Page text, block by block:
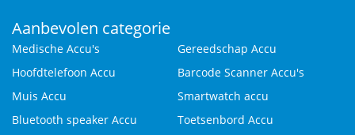
Aanbevolen categorie
Medische Accu's
Gereedschap Accu
Hoofdtelefoon Accu
Barcode Scanner Accu's
Muis Accu
Smartwatch accu
Bluetooth speaker Accu
Toetsenbord Accu